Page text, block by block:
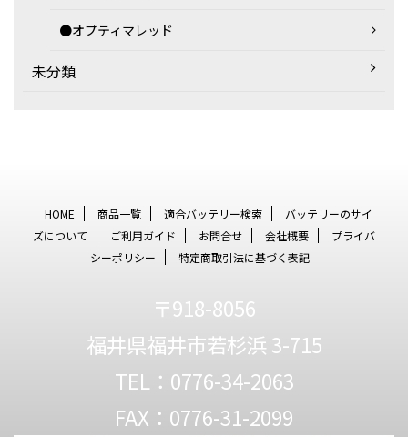
●オプティマレッド
未分類
HOME 商品一覧 適合バッテリー検索
バッテリーのサイ
ズについて
ご利用ガイド お問合せ 会社概要
プライバ
シーポリシー
特定商取引法に基づく表記
〒918-8056
福井県福井市若杉浜 3-715
TEL：0776-34-2063
FAX：0776-31-2099